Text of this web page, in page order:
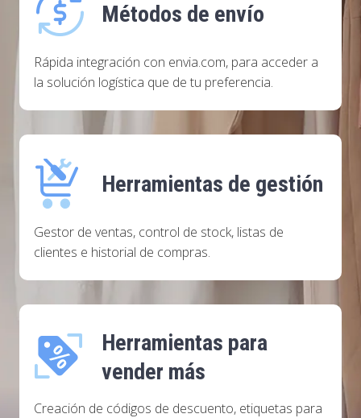
Métodos de envío
Rápida integración con envia.com, para acceder a
la solución logística que de tu preferencia.
Herramientas de gestión
Gestor de ventas, control de stock, listas de
clientes e historial de compras.
Herramientas para
vender más
Creación de códigos de descuento, etiquetas para